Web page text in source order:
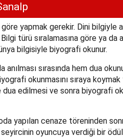
yapmak gerekir. Dini bilgiyle
türü sıralamasına göre ya da
bilgisiyle biyografi okunur.
anılması sırasında hem dua
okunmasını sıraya koymak
edilmesi ve sonra biyografi
yapılan cenaze töreninden
oyuncuya verdiği bir